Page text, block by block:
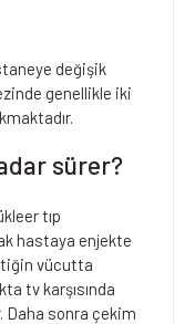
değişik
genellikle iki
sürer?
tıp
hastaya enjekte
vücutta
tv karşısında
Daha sonra çekim